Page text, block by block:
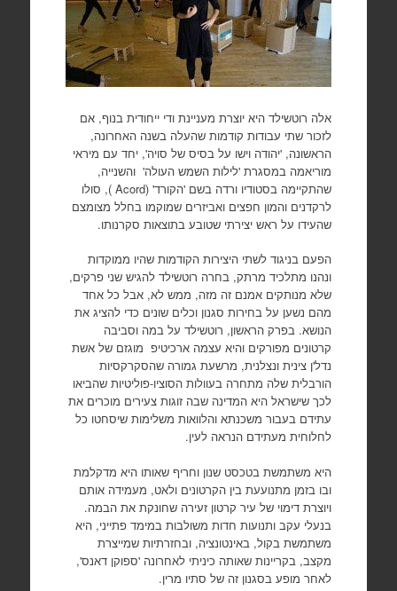
אלה רוטשילד היא יוצרת מעניינת ודי ייחודית בנוף, אם
לזכור שתי עבודות קודמות שהעלה בשנה האחרונה,
הראשונה, 'יהודה וישו על בסיס של סויה', יחד עם מיראי
מוריאמה במסגרת 'לילות השמש העולה' והשנייה,
שהתקיימה בסטודיו ורדה בשם 'הקורד' (Acord ), סולו
לרקדנים והמון חפצים ואביזרים שמוקמו בחלל מצומצם
שהעידו על ראש יצירתי שטובע בתוצאות סקרנותו.
הפעם בניגוד לשתי היצירות הקודמות שהיו ממוקדות
ונהנו מתלכיד מרתק, בחרה רוטשילד להגיש שני פרקים,
שלא מנותקים אמנם זה מזה, ממש לא, אבל כל אחד
מהם נשען על בחירות סגנון וכלים שונים כדי להציג את
הנושא. בפרק הראשון, רוטשילד על במה וסביבה
קרטונים מפורקים והיא עצמה ארכיטיפ מוגזם של אשת
נדל'ן צינית ונצלנית, מרשעת גמורה שהסקרקסיות
הורבלית שלה מתחרה בעוולות הסוציו-פוליטיות שהביאו
לכך שישראל היא המדינה שבה זוגות צעירים מוכרים את
עתידם בעבור משכנתא והלוואות משלימות שיסחטו כל
לחלוחית מעתידם הנראה לעין.
היא משתמשת בטכסט שנון וחריף שאותו היא מדקלמת
ובו בזמן מתנועעת בין הקרטונים ולאט, מעמידה אותם
ויוצרת דימוי של עיר קרטון זעירה שחונקת את הבמה.
בנעלי עקב ותנועות חדות משולבות במימד פתייני, היא
משתמשת בקול, באינטונציה, ובחזרתיות שמייצרת
מקצב, בקריינות שאותה כיניתי לאחרונה 'ספוקן דאנס',
לאחר מופע בסגנון זה של סתיו מרין.